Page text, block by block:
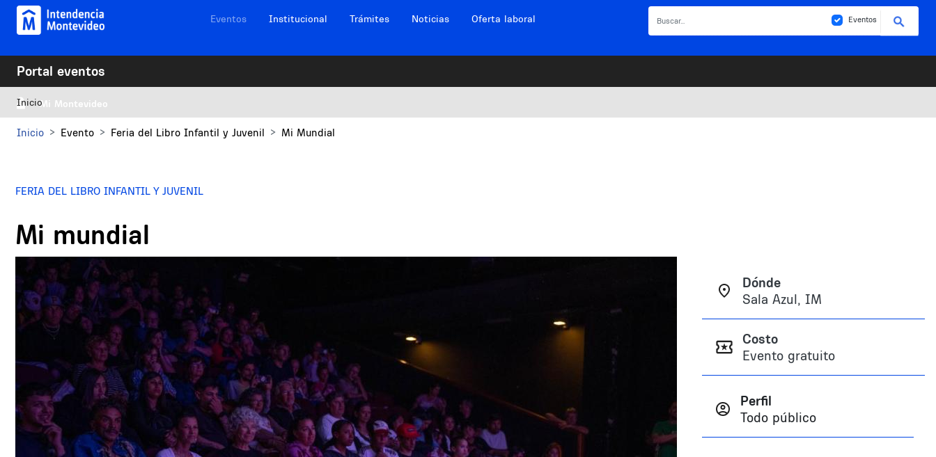
Pasar al contenido principal Navegación sitios
Eventos Institucional Trámites Noticias Oferta laboral Eventos
Portal eventos
Mi Montevideo
Inicio
Inicio Evento Feria del Libro Infantil y Juvenil Mi Mundial
FERIA DEL LIBRO INFANTIL Y JUVENIL
Mi mundial
Dónde
Sala Azul, IM
Costo
Evento gratuito
Perfil
Todo público